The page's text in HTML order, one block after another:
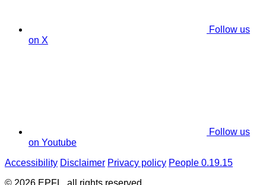
Follow us
on X
Follow us
on Youtube
Accessibility Disclaimer Privacy policy People 0.19.15